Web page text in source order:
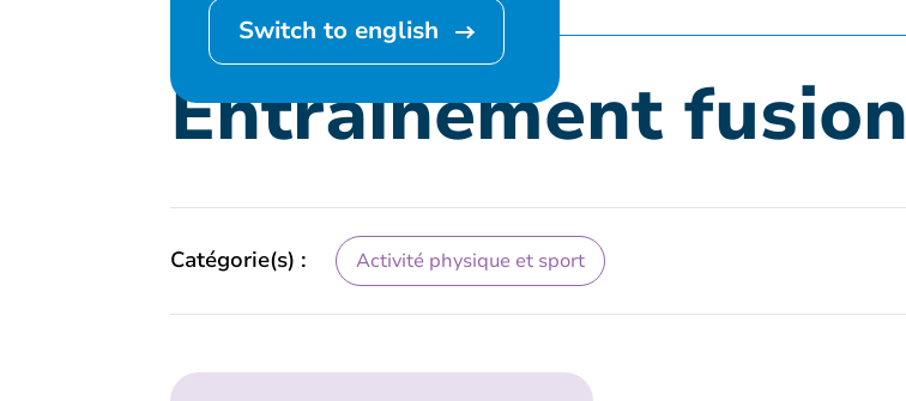
Switch to english
Entraînement fusion
Catégorie(s) : Activité physique et sport